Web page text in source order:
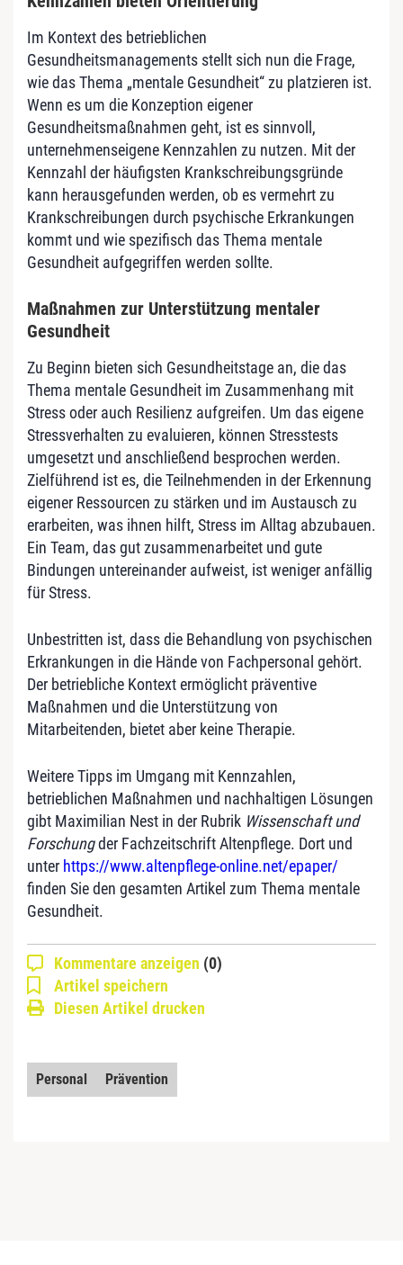
Im Kontext des betrieblichen
Gesundheitsmanagements stellt sich nun die Frage,
wie das Thema „mentale Gesundheit“ zu platzieren ist.
Wenn es um die Konzeption eigener
Gesundheitsmaßnahmen geht, ist es sinnvoll,
unternehmenseigene Kennzahlen zu nutzen. Mit der
Kennzahl der häufigsten Krankschreibungsgründe
kann herausgefunden werden, ob es vermehrt zu
Krankschreibungen durch psychische Erkrankungen
kommt und wie spezifisch das Thema mentale
Gesundheit aufgegriffen werden sollte.
Maßnahmen zur Unterstützung mentaler
Gesundheit
Zu Beginn bieten sich Gesundheitstage an, die das
Thema mentale Gesundheit im Zusammenhang mit
Stress oder auch Resilienz aufgreifen. Um das eigene
Stressverhalten zu evaluieren, können Stresstests
umgesetzt und anschließend besprochen werden.
Zielführend ist es, die Teilnehmenden in der Erkennung
eigener Ressourcen zu stärken und im Austausch zu
erarbeiten, was ihnen hilft, Stress im Alltag abzubauen.
Ein Team, das gut zusammenarbeitet und gute
Bindungen untereinander aufweist, ist weniger anfällig
für Stress.
Unbestritten ist, dass die Behandlung von psychischen
Erkrankungen in die Hände von Fachpersonal gehört.
Der betriebliche Kontext ermöglicht präventive
Maßnahmen und die Unterstützung von
Mitarbeitenden, bietet aber keine Therapie.
Weitere Tipps im Umgang mit Kennzahlen,
betrieblichen Maßnahmen und nachhaltigen Lösungen
gibt Maximilian Nest in der Rubrik Wissenschaft und
Forschungder Fachzeitschrift Altenpflege. Dort und
unter https://www.altenpflege-online.net/epaper/
finden Sie den gesamten Artikel zum Thema mentale
Gesundheit.
Kommentare anzeigen (0)
Artikel speichern
Diesen Artikel drucken
Personal Prävention